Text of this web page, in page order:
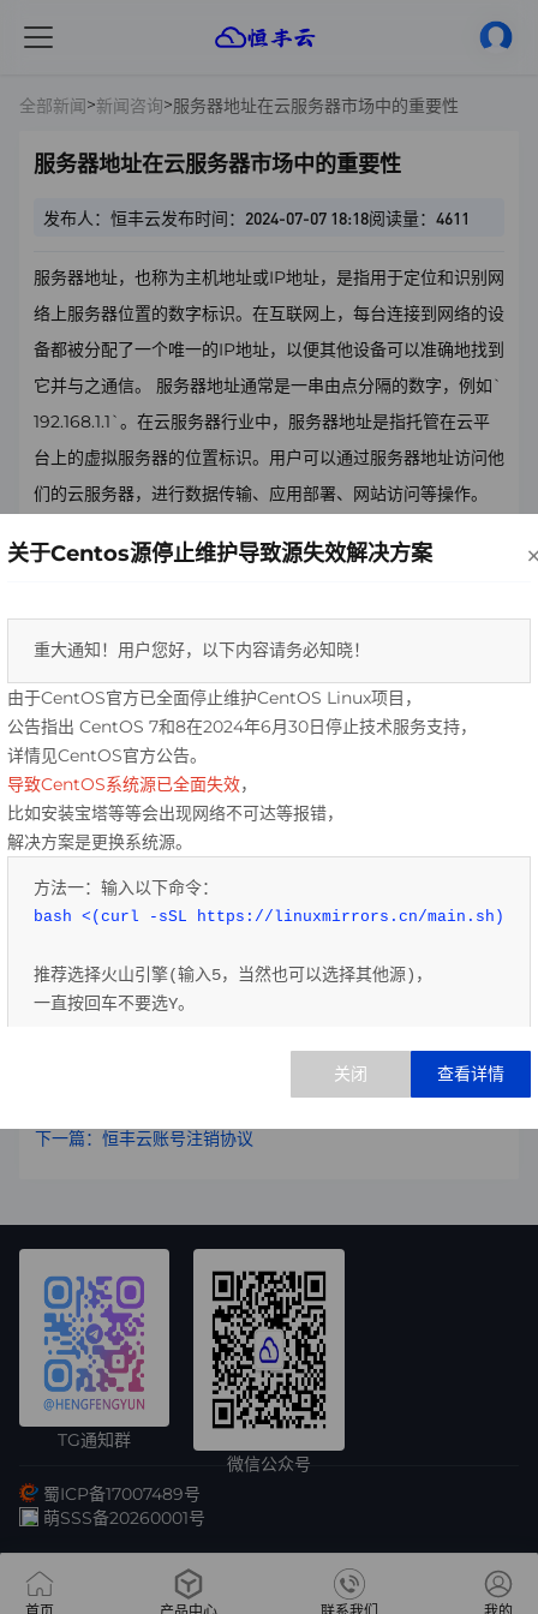
全部新闻>新闻咨询>服务器地址在云服务器市场中的重要性
服务器地址在云服务器市场中的重要性
发布人：恒丰云发布时间：2024-07-07 18:18阅读量：4611
服务器地址，也称为主机地址或IP地址，是指用于定位和识别网
络上服务器位置的数字标识。在互联网上，每台连接到网络的设
备都被分配了一个唯一的IP地址，以便其他设备可以准确地找到
它并与之通信。 服务器地址通常是一串由点分隔的数字，例如`
192.168.1.1`。在云服务器行业中，服务器地址是指托管在云平
台上的虚拟服务器的位置标识。用户可以通过服务器地址访问他
们的云服务器，进行数据传输、应用部署、网站访问等操作。
器地址，用户可以远程管理和控制他们的云服务器，实现灵活的
重要参数，用户可以将其绑定到域名上，使其可以通过域名访问
需求方面，服务器地址的选择和管理至关重要。优质的服务器地
址可以保证网站和应用的稳定性和可靠性，提升用户访问速度和
体验。同时，合理配置服务器地址还可以降低延迟和故障率，确
保客户服务的连续性和可用性，满足客户对稳定性和安全性的需
求。 总之，服务器地址是云服务器运行和访问的基础，对于提
升用户体验、满足客户需求以及保障服务质量至关重要。在云服
务器市场中，选择合适的服务器地址并进行有效的管理是企业提
升竞争力和用户满意度的重要一环。
上一篇：windows网卡信息为自动配置ipv4地址修复教程。
下一篇：恒丰云账号注销协议
TG通知群
微信公众号
蜀ICP备17007489号
萌SSS备20260001号
关于Centos源停止维护导致源失效解决方案
重大通知！用户您好，以下内容请务必知晓！
由于CentOS官方已全面停止维护CentOS Linux项目，
公告指出 CentOS 7和8在2024年6月30日停止技术服务支持，
详情见CentOS官方公告。
导致CentOS系统源已全面失效，
比如安装宝塔等等会出现网络不可达等报错，
解决方案是更换系统源。
方法一：输入以下命令：
bash <(curl -sSL https://linuxmirrors.cn/main.sh)
推荐选择火山引擎(输入5，当然也可以选择其他源)，
一直按回车不要选Y。
http://linux.hengfengyun.top/
根据实际选择执行。
如需了解更多信息，请访问：查看CentOS官方公告